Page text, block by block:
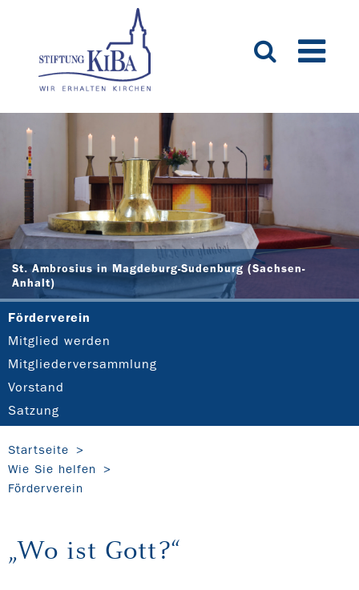
St. Ambrosius in Magdeburg-Sudenburg (Sachsen-
Anhalt)
Förderverein
Mitglied werden
Mitgliederversammlung
Vorstand
Satzung
Startseite
Wie Sie helfen
Förderverein
„Wo ist Gott?“